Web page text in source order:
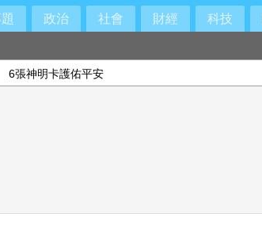
政治 社會 財經 科技
6張神明卡護佑平安